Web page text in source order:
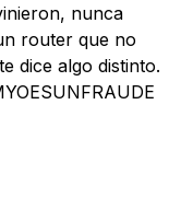
nunca
router que no
dice algo distinto.